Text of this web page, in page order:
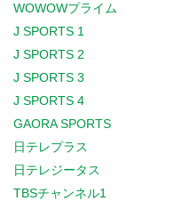
WOWOWプライム
J SPORTS 1
J SPORTS 2
J SPORTS 3
J SPORTS 4
GAORA SPORTS
日テレプラス
日テレジータス
TBSチャンネル1